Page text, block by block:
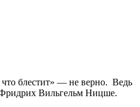
блестит» — не верно. Ведь
Фридрих Вильгельм Ницше.